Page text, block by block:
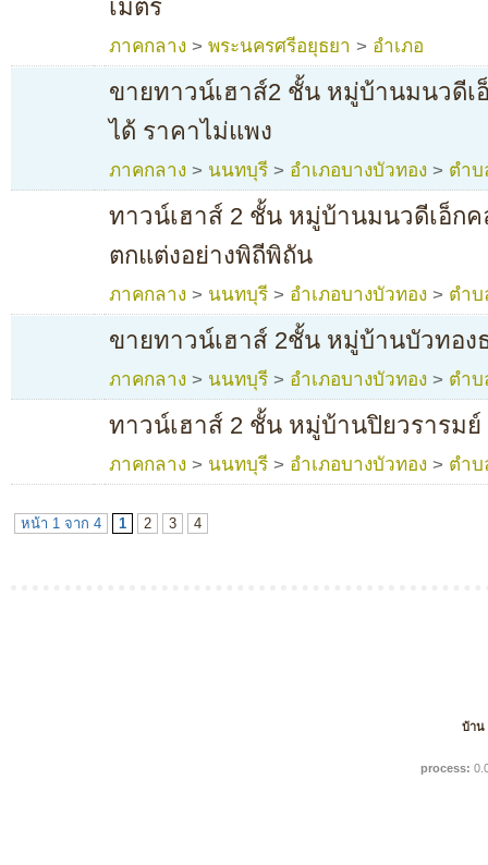
เมตร
ภาคกลาง > พระนครศรีอยุธยา > อำเภอ
ขายทาวน์เฮาส์2 ชั้น หมู่บ้านมนวดีเ
ได้ ราคาไม่แพง
ภาคกลาง > นนทบุรี > อำเภอบางบัวทอง > ตำบ
ทาวน์เฮาส์ 2 ชั้น หมู่บ้านมนวดีเอ็ก
ตกแต่งอย่างพิถีพิถัน
ภาคกลาง > นนทบุรี > อำเภอบางบัวทอง > ตำบ
ขายทาวน์เฮาส์ 2ชั้น หมู่บ้านบัวทอ
ภาคกลาง > นนทบุรี > อำเภอบางบัวทอง > ตำบ
ทาวน์เฮาส์ 2 ชั้น หมู่บ้านปิยวรารม
ภาคกลาง > นนทบุรี > อำเภอบางบัวทอง > ตำบ
หน้า 1 จาก 4 1 2 3 4
บ้าน
process: